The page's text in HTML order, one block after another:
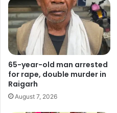
65-year-old man arrested
for rape, double murder in
Raigarh
August 7, 2026